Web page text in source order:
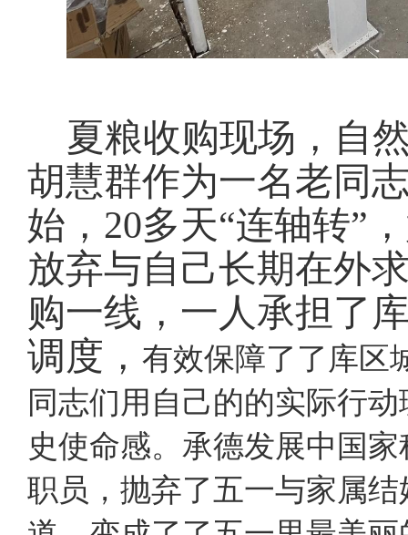
夏粮收购现场，自
胡慧群作为一名老同
始，20多天“连轴转”
放弃与自己长期在外
购一线，一人承担了
调度， 有效保障了了库区
同志们用自己的的实际行
史使命感。承德发展中国
职员，抛弃了五一与家属